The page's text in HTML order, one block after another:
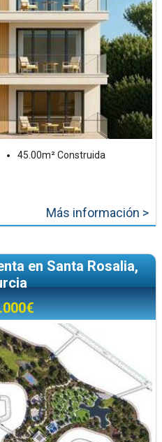
45.00m² Construida
Más información >
en Santa Rosalia,